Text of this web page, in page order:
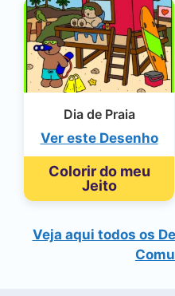
Dia de Praia
Ver este Desenho
Colorir do meu
Jeito
Veja aqui todos os